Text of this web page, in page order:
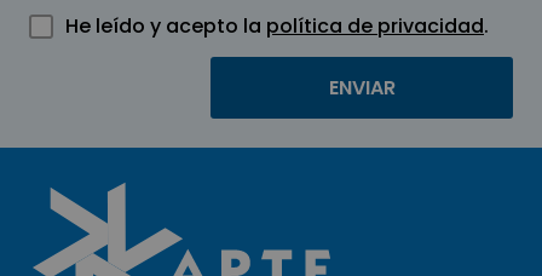
He leído y acepto la política de privacidad.